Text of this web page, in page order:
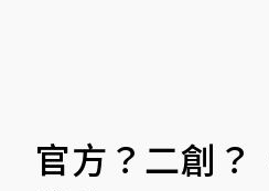
官方？二創